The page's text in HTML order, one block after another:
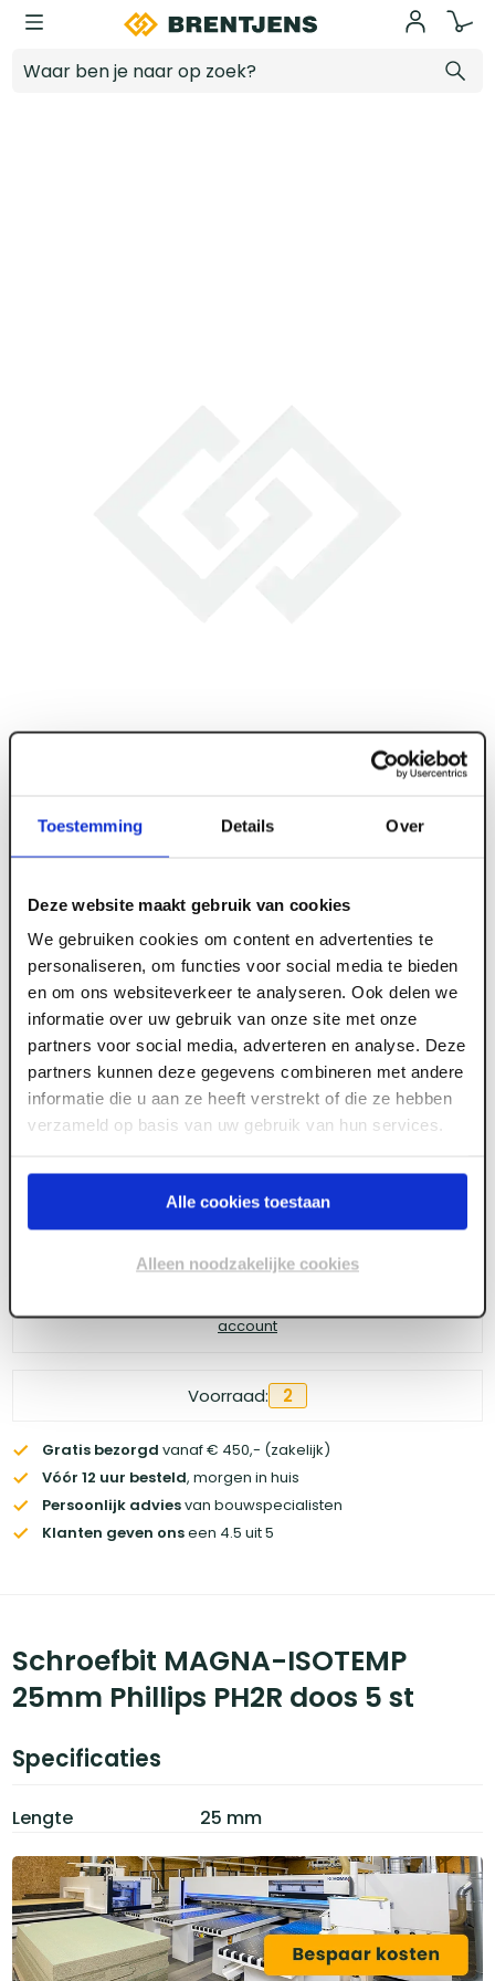
Toestemming Details Over
Deze website maakt gebruik van cookies
We gebruiken cookies om content en advertenties te
personaliseren, om functies voor social media te bieden
en om ons websiteverkeer te analyseren. Ook delen we
informatie over uw gebruik van onze site met onze
partners voor social media, adverteren en analyse. Deze
partners kunnen deze gegevens combineren met andere
informatie die u aan ze heeft verstrekt of die ze hebben
verzameld op basis van uw gebruik van hun services.
Alle cookies toestaan
Alleen noodzakelijke cookies
Ga naar hoofdinhoud
ART005640
Schroefbit MAGNA-ISOTEMP 25mm Phillips
PH2R doos 5 st
Meld je aan of maak een account aan om toegang
te krijgen tot de prijzen.
Log in voor prijzen
account
Voorraad: 2
Gratis bezorgd vanaf € 450,- (zakelijk)
Vóór 12 uur besteld, morgen in huis
Persoonlijk adviesvan bouwspecialisten
Klanten geven onseen 4.5 uit 5
Schroefbit MAGNA-ISOTEMP
25mm Phillips PH2R doos 5 st
Specificaties
Lengte 25 mm
Log in voor prijzen